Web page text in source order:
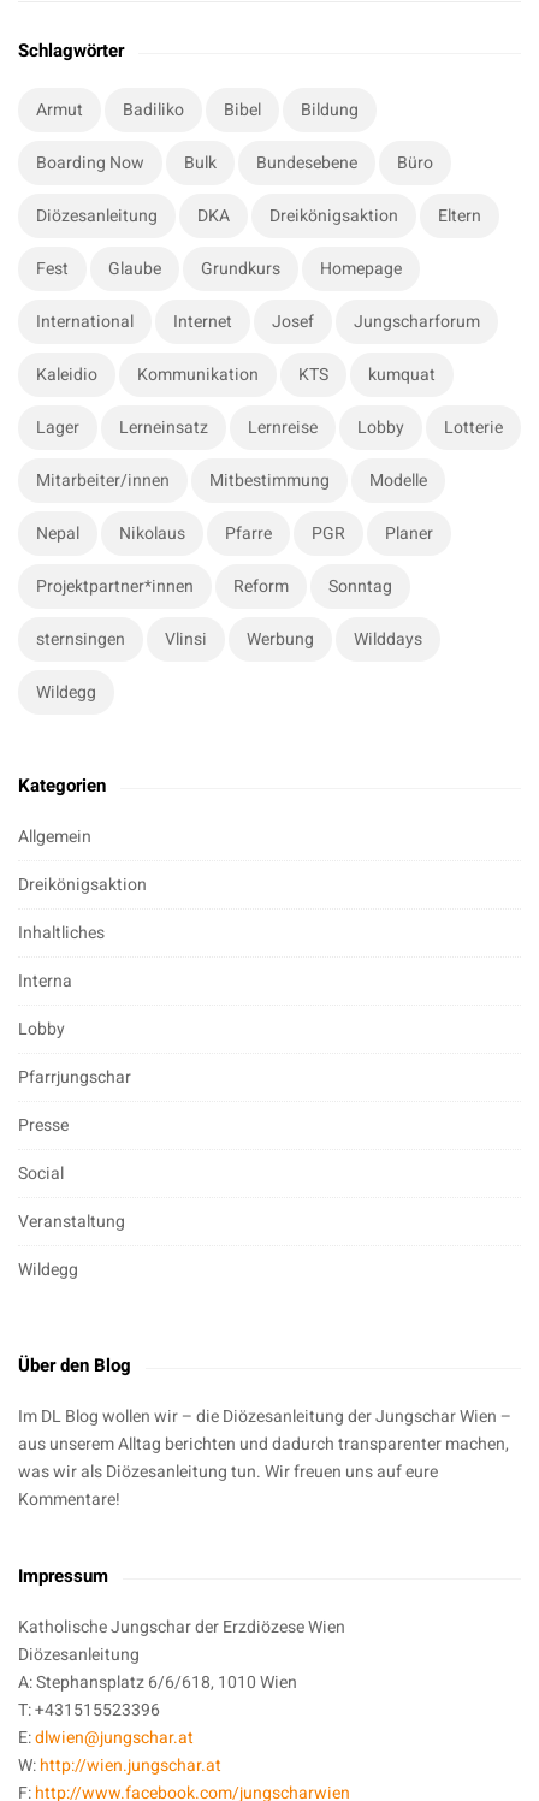
t
a
Schlagwörter
Armut Badiliko Bibel Bildung
Boarding Now Bulk Bundesebene Büro
Diözesanleitung DKA Dreikönigsaktion Eltern
Fest Glaube Grundkurs Homepage
International Internet Josef Jungscharforum
Kaleidio Kommunikation KTS kumquat
Lager Lerneinsatz Lernreise Lobby Lotterie
Mitarbeiter/innen Mitbestimmung Modelle
Nepal Nikolaus Pfarre PGR Planer
Projektpartner*innen Reform Sonntag
sternsingen Vlinsi Werbung Wilddays
Wildegg
Kategorien
Allgemein
Dreikönigsaktion
Inhaltliches
Interna
Lobby
Pfarrjungschar
Presse
Social
Veranstaltung
Wildegg
Über den Blog
Im DL Blog wollen wir – die Diözesanleitung der Jungschar Wien –
aus unserem Alltag berichten und dadurch transparenter machen,
was wir als Diözesanleitung tun. Wir freuen uns auf eure
Kommentare!
Impressum
Katholische Jungschar der Erzdiözese Wien
Diözesanleitung
A: Stephansplatz 6/6/618, 1010 Wien
T: +431515523396
E:dlwien@jungschar.at
W:http://wien.jungschar.at
F:http://www.facebook.com/jungscharwien